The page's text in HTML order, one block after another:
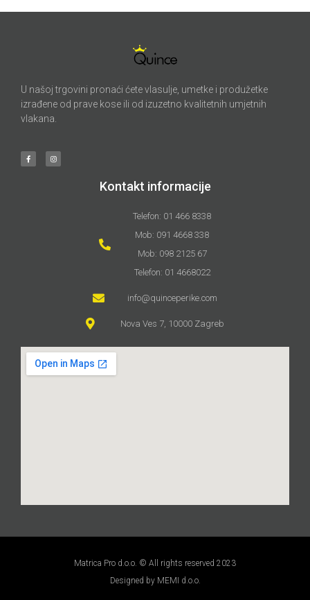
U našoj trgovini pronaći ćete vlasulje, umetke i produžetke
izrađene od prave kose ili od izuzetno kvalitetnih umjetnih
vlakana.
Kontakt informacije
Telefon: 01 466 8338
Mob: 091 4668 338
Mob: 098 2125 67
Telefon: 01 4668022
info@quinceperike.com
Nova Ves 7, 10000 Zagreb
Matrica Pro d.o.o. © All rights reserved 2023
Designed by MEMI d.o.o.